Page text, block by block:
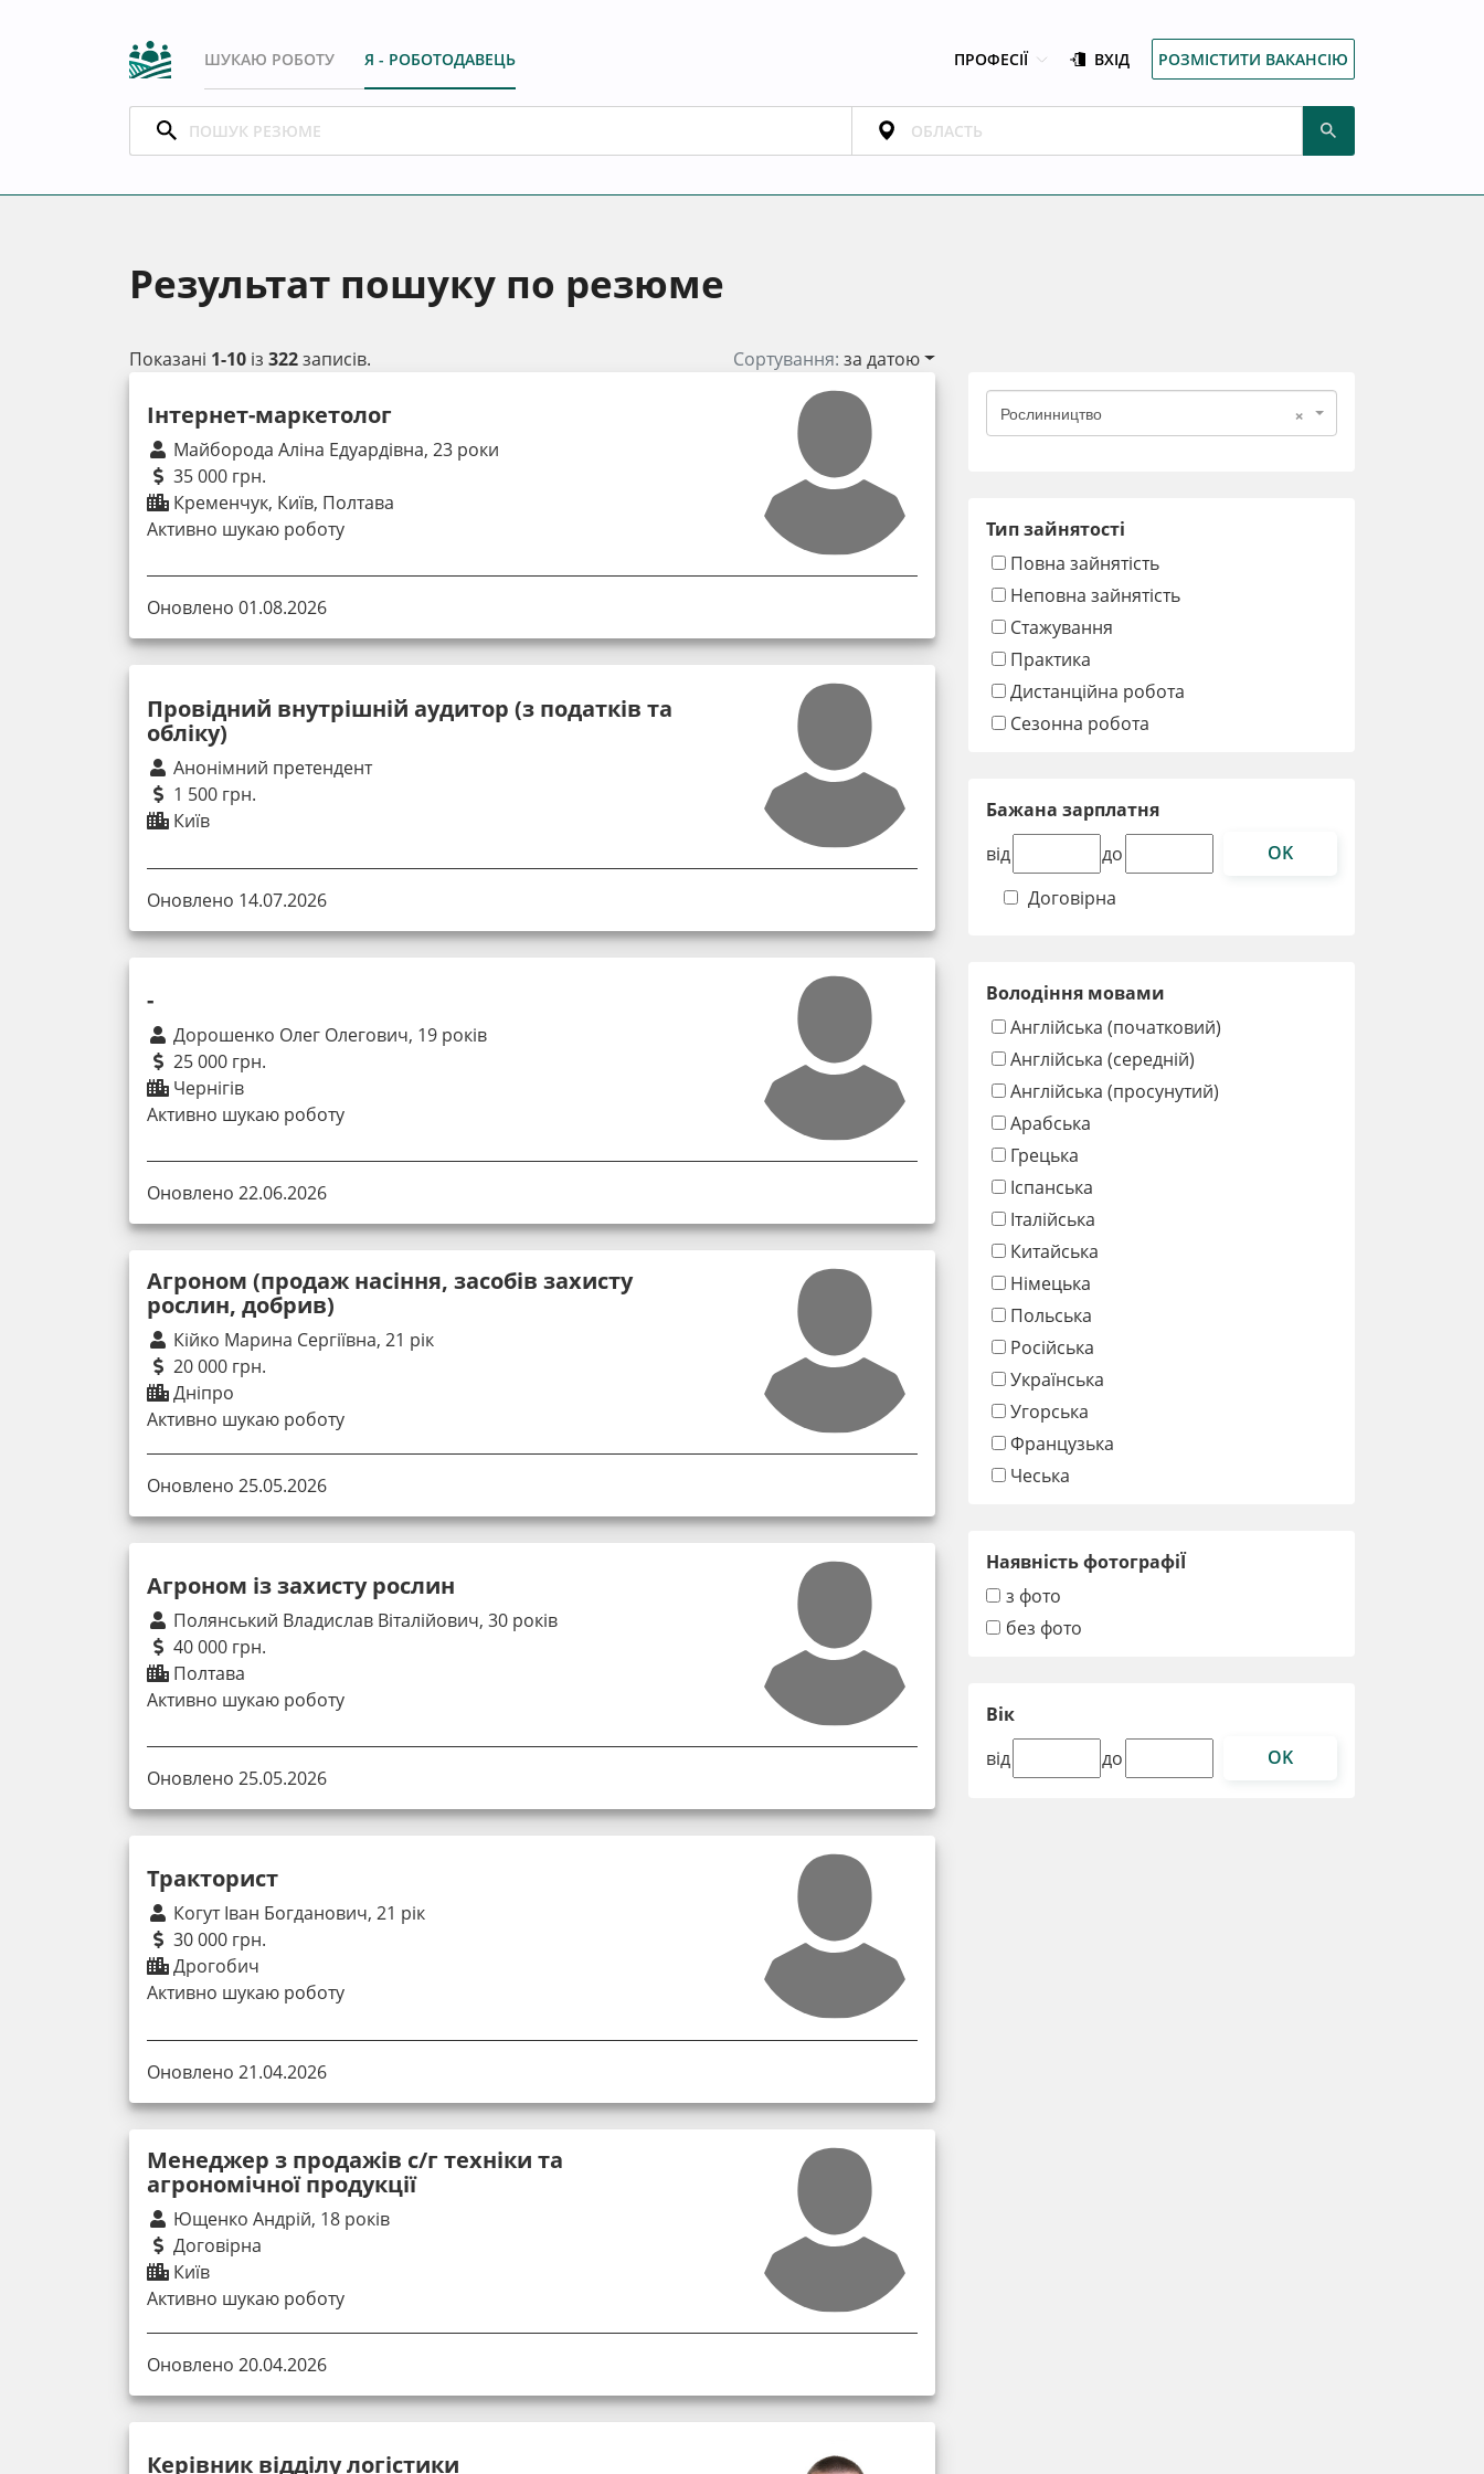
ШУКАЮ РОБОТУ Я - РОБОТОДАВЕЦЬ ПРОФЕСІЇ ВХІД РОЗМІСТИТИ ВАКАНСІЮ
Результат пошуку по резюме
Показані 1-10 із 322записів. Сортування:за датою
Інтернет-маркетолог
Майборода Аліна Едуардівна, 23 роки
35 000 грн.
Кременчук, Київ, Полтава
Активно шукаю роботу
Оновлено 01.08.2026
Провідний внутрішній аудитор (з податків та
обліку)
Анонімний претендент
1 500 грн.
Київ
Оновлено 14.07.2026
-
Дорошенко Олег Олегович, 19 років
25 000 грн.
Чернігів
Активно шукаю роботу
Оновлено 22.06.2026
Агроном (продаж насіння, засобів захисту
рослин, добрив)
Кійко Марина Сергіївна, 21 рік
20 000 грн.
Дніпро
Активно шукаю роботу
Оновлено 25.05.2026
Агроном із захисту рослин
Полянський Владислав Віталійович, 30 років
40 000 грн.
Полтава
Активно шукаю роботу
Оновлено 25.05.2026
Тракторист
Когут Іван Богданович, 21 рік
30 000 грн.
Дрогобич
Активно шукаю роботу
Оновлено 21.04.2026
Менеджер з продажів с/г техніки та
агрономічної продукції
Ющенко Андрій, 18 років
Договірна
Київ
Активно шукаю роботу
Оновлено 20.04.2026
Керівник відділу логістики
×
Рослинництво
Тип зайнятості
Повна зайнятість
Неповна зайнятість
Стажування
Практика
Дистанційна робота
Сезонна робота
Бажана зарплатня
від
до
OK
Договірна
Володіння мовами
Англійська (початковий)
Англійська (середній)
Англійська (просунутий)
Арабська
Грецька
Іспанська
Італійська
Китайська
Німецька
Польська
Російська
Українська
Угорська
Французька
Чеська
Наявність фотографіЇ
з фото
без фото
Вік
від
до OK